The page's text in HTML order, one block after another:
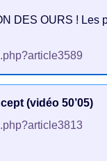
DES OURS ! Les
(vidéo 50’05)